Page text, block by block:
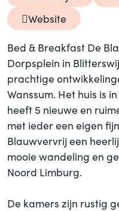
Website
Bed & Breakfast De
Dorpsplein in
prachtige
Wanssum. Het huis is
heeft 5 nieuwe en
met ieder een eigen
Blauwvervrij een
mooie wandeling en
Noord Limburg.
De kamers zijn rustig